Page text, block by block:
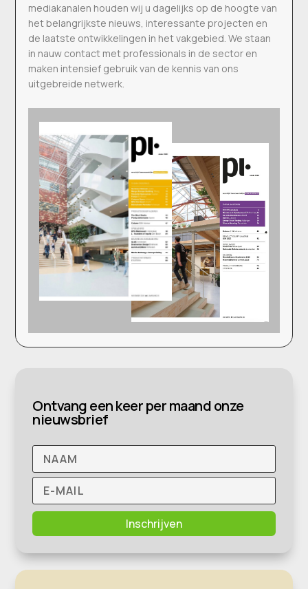
mediakanalen houden wij u dagelijks op de hoogte van
het belangrijkste nieuws, interessante projecten en
de laatste ontwikkelingen in het vakgebied. We staan
in nauw contact met professionals in de sector en
maken intensief gebruik van de kennis van ons
uitgebreide netwerk.
Ontvang een keer per maand onze
nieuwsbrief
Inschrijven